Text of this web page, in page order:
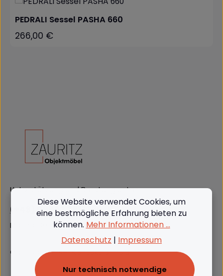
PEDRALI Sessel PASHA 660
Regulärer Preis:
266,00 €
Unterstützung und Beratung unter:
(+49) 09562 3811380
Mo-Do: 08:00 - 16:00, Fr: 8:00 - 13:00
Oder über unserKontaktformular.
Diese Website verwendet Cookies, um
eine bestmögliche Erfahrung bieten zu
können. Mehr Informationen ...
Datenschutz | Impressum
Nur technisch notwendige